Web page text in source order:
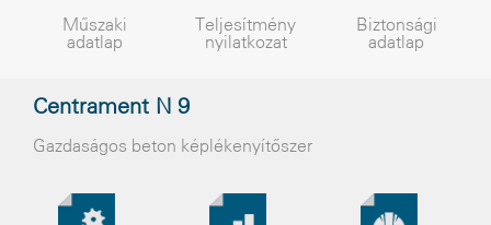
Műszaki
adatlap
Teljesítmény
nyilatkozat
Biztonsági
adatlap
Centrament N 9
Gazdaságos beton képlékenyítõszer